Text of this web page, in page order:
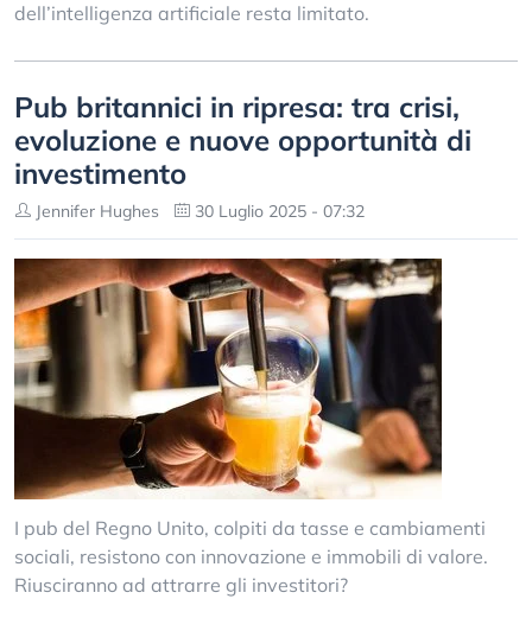
dell’intelligenza artificiale resta limitato.
Pub britannici in ripresa: tra crisi,
evoluzione e nuove opportunità di
investimento
Jennifer Hughes 30 Luglio 2025 - 07:32
I pub del Regno Unito, colpiti da tasse e cambiamenti
sociali, resistono con innovazione e immobili di valore.
Riusciranno ad attrarre gli investitori?